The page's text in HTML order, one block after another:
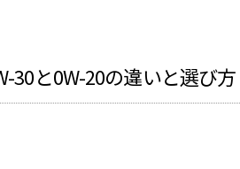
30と0W-20の違いと選び方